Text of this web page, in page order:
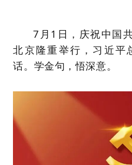
7月1日，庆祝中国
北京隆重举行，习近平
话。学金句，悟深意。